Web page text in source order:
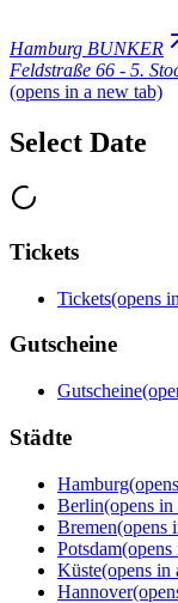
Hamburg BUNKER
Feldstraße 66 - 5.
(opens in a new tab)
Select Date
Tickets
Tickets(opens
Gutscheine
Gutscheine
Städte
Hamburg
Berlin(opens in
Bremen(opens
Potsdam(opens
Küste(opens in
Hannover